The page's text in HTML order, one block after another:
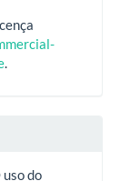
uso do